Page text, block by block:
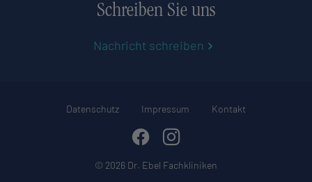
Schreiben Sie uns
Nachricht schreiben
© 2026 Dr. Ebel Fachkliniken
FacebookInstagram
Datenschutz Impressum Kontakt